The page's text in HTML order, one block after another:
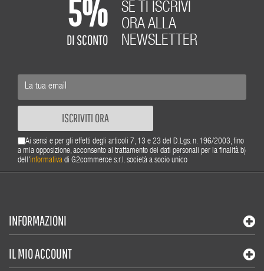
5%
DI SCONTO
SE TI ISCRIVI
ORA ALLA
NEWSLETTER
ISCRIVITI ORA
Ai sensi e per gli effetti degli articoli 7, 13 e 23 del D.Lgs. n. 196/2003, fino
a mia opposizione, acconsento al trattamento dei dati personali per la finalità b)
dell'informativa di G2commerce s.r.l. società a socio unico
INFORMAZIONI
IL MIO ACCOUNT